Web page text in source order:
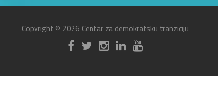
Copyright © 2026 Centar za demokratsku tranziciju